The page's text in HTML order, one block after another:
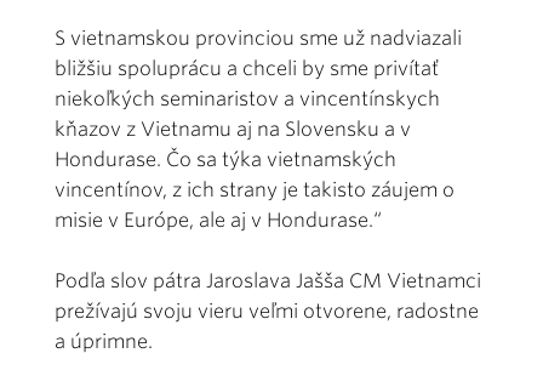
S vietnamskou provinciou sme už nadviazali
bližšiu spoluprácu a chceli by sme privítať
niekoľkých seminaristov a vincentínskych
kňazov z Vietnamu aj na Slovensku a v
Hondurase. Čo sa týka vietnamských
vincentínov, z ich strany je takisto záujem o
misie v Európe, ale aj v Hondurase.“
Podľa slov pátra Jaroslava Jašša CM Vietnamci
prežívajú svoju vieru veľmi otvorene, radostne
a úprimne.